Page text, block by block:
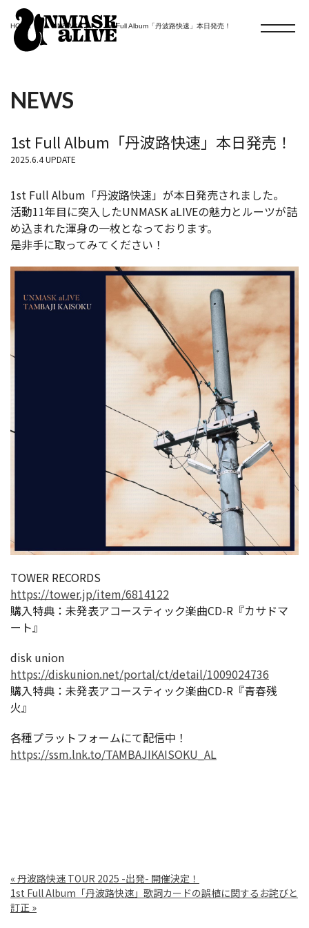
HOME NEWS 1st Full Album「丹波路快速」本日発売！
NEWS
1st Full Album「丹波路快速」本日発売！
2025.6.4 UPDATE
1st Full Album「丹波路快速」が本日発売されました。
活動11年目に突入したUNMASK aLIVEの魅力とルーツが詰
め込まれた渾身の一枚となっております。
是非手に取ってみてください！
TOWER RECORDS
https://tower.jp/item/6814122
購入特典：未発表アコースティック楽曲CD-R『カサドマ
ート』
disk union
https://diskunion.net/portal/ct/detail/1009024736
購入特典：未発表アコースティック楽曲CD-R『青春残
火』
各種プラットフォームにて配信中！
https://ssm.lnk.to/TAMBAJIKAISOKU_AL
« 丹波路快速 TOUR 2025 -出発- 開催決定！
1st Full Album「丹波路快速」歌詞カードの誤植に関するお詫びと
訂正 »